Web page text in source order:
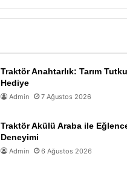
Traktör Anahtarlık: Tarım
Hediye
Admin 7 Ağustos 2026
Traktör Akülü Araba ile
Deneyimi
Admin 6 Ağustos 2026